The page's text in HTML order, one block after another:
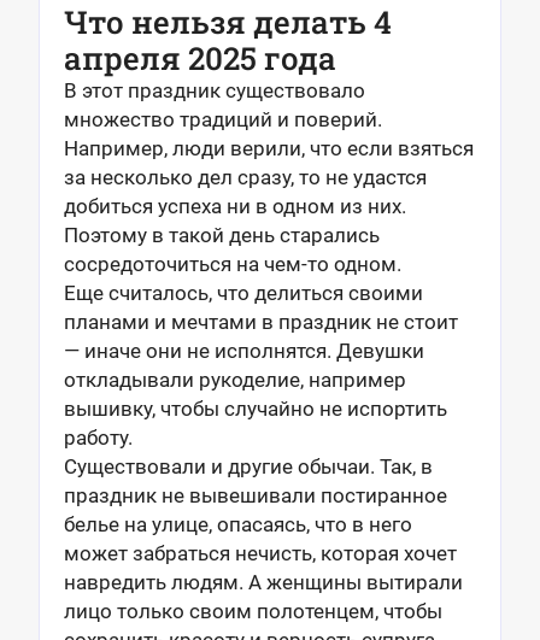
Что нельзя делать 4
апреля 2025 года
В этот праздник существовало
множество традиций и поверий.
Например, люди верили, что если взяться
за несколько дел сразу, то не удастся
добиться успеха ни в одном из них.
Поэтому в такой день старались
сосредоточиться на чем-то одном.
Еще считалось, что делиться своими
планами и мечтами в праздник не стоит
— иначе они не исполнятся. Девушки
откладывали рукоделие, например
вышивку, чтобы случайно не испортить
работу.
Существовали и другие обычаи. Так, в
праздник не вывешивали постиранное
белье на улице, опасаясь, что в него
может забраться нечисть, которая хочет
навредить людям. А женщины вытирали
лицо только своим полотенцем, чтобы